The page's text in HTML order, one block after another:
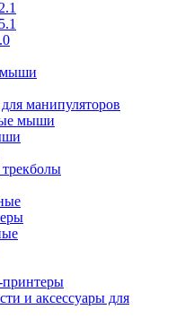
манипуляторов
мыши
и аксессуары для